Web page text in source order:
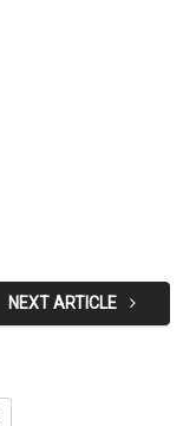
NEXT ARTICLE